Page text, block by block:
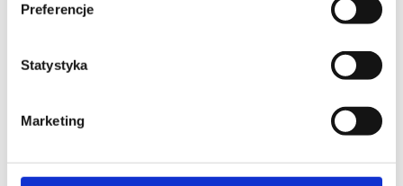
Preferencje
Statystyka
Marketing
Pracując nad stolikiem Pental, projektanci
ze studia Yonoh starali się zbadać
zresztą jego nazwa. Pental wyrasta z
cienkich prętów, stając się nowoczesnym